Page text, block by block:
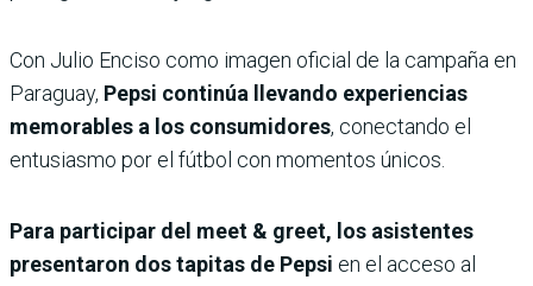
Con Julio Enciso como imagen oficial de la campaña en
Paraguay, Pepsi continúa llevando experiencias
memorables a los consumidores, conectando el
entusiasmo por el fútbol con momentos únicos.
Para participar del meet & greet, los asistentes
presentaron dos tapitas de Pepsi en el acceso al